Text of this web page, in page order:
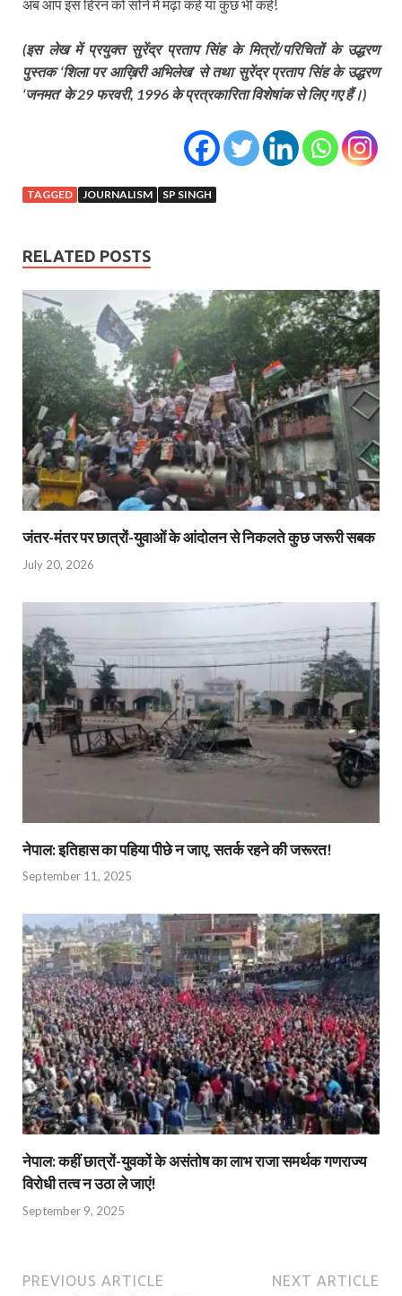
अब आप इस हिरन को सोने में मढ़ा कहें या कुछ भी कहें!
(इस लेख में प्रयुक्त सुरेंद्र प्रताप सिंह के मित्रों/परिचितों के उद्धरण
पुस्तक ‘शिला पर आख़िरी अभिलेख’ से तथा सुरेंद्र प्रताप सिंह के उद्धरण
‘जनमत’ के 29 फरवरी, 1996 के प्रत्रकारिता विशेषांक से लिए गए हैं।)
TAGGED JOURNALISM SP SINGH
RELATED POSTS
जंतर-मंतर पर छात्रों-युवाओं के आंदोलन से निकलते कुछ जरूरी सबक
July 20, 2026
नेपाल: इतिहास का पहिया पीछे न जाए, सतर्क रहने की जरूरत!
September 11, 2025
नेपाल: कहीं छात्रों-युवकों के असंतोष का लाभ राजा समर्थक गणराज्य
विरोधी तत्व न उठा ले जाएं!
September 9, 2025
PREVIOUS ARTICLE NEXT ARTICLE